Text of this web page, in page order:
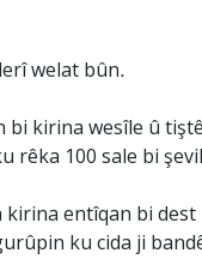
welat bûn.
bi kirina wesîle û
rêka 100 sale bi
entîqan bi dest
ku cida ji